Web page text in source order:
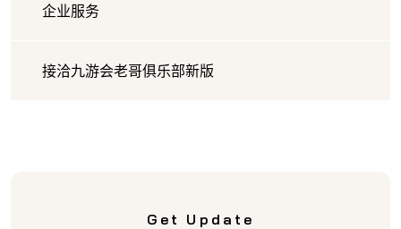
企业服务
接洽九游会老哥俱乐部新版
Get Update